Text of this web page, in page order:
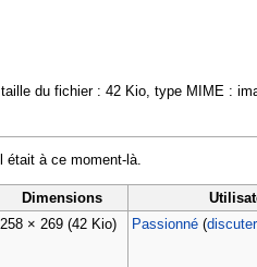
du fichier : 42 Kio, type MIME :
était à ce moment-là.
Dimensions
258 × 269 (42 Kio) Passionné (discuter